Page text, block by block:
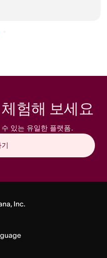
험해 보세요
있는 유일한 플랫폼.
Inc.